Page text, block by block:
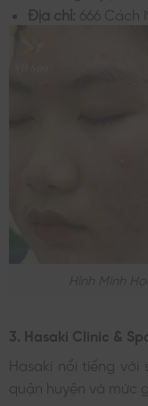
Địa chỉ: 666 Cách
Hình Minh
3. Hasaki Clinic &
Hasaki nổi tiếng với
quận huyện và mức